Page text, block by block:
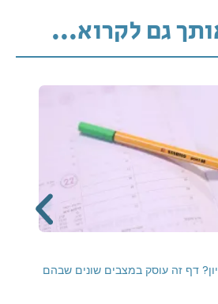
גם לקרוא...
דף זה עוסק במצבים שונים שבהם